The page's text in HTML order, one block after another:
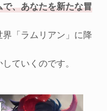
、あなたを新たな冒
「ラムリアン」に降
ていくのです。